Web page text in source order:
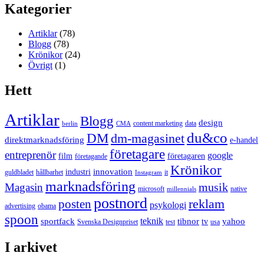
Kategorier
Artiklar(78)
Blogg (78)
Krönikor(24)
Övrigt(1)
Hett
Artiklar berlin Blogg CMA content marketing data design
direktmarknadsföring DMdm-magasinet du&co e-handel
entreprenör film företagande företagare företagaren google
guldbladet hållbarhet industri innovation Instagram it Krönikor
Magasinmarknadsföring microsoft millennials musik native
advertising obama posten postnord psykologi reklam
spoon sportfack Svenska Designpriset teknik test tibnor tv usa yahoo
I arkivet